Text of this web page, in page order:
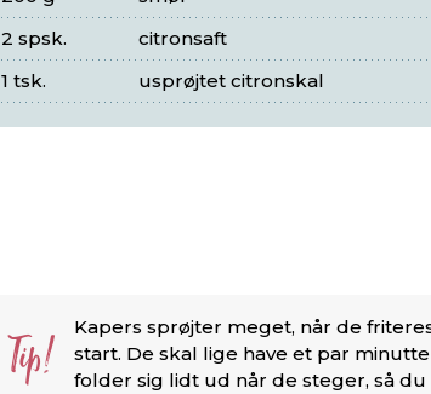
citronsaft
2 spsk.
usprøjtet citronskal
1 tsk.
Tip!
Kapers sprøjter meget, når de
start. De skal lige have et par
folder sig lidt ud når de steger, så